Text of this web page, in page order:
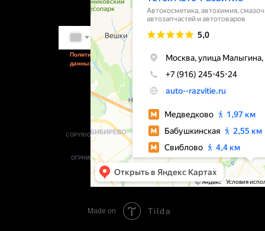
Способы
оплаты:
COPYRIGHT © 2014-2026 АВТО- РАЗВИТИЕ — ИП
ЛУКЬЯНОВ.Д.А.
ВСЕ ПРАВА ЗАЩИЩЕНЫ.
ОГРНИП 321774600220732, ИНН 773700808402.
+7 Go
Сайт разработан Alex
Lukyanov
Заказать звонок
Политика обработки персональных
данных
Made on Tilda